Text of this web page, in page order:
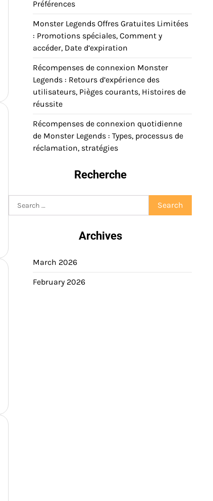
Préférences
Monster Legends Offres Gratuites Limitées
: Promotions spéciales, Comment y
accéder, Date d’expiration
Récompenses de connexion Monster
Legends : Retours d’expérience des
utilisateurs, Pièges courants, Histoires de
réussite
Récompenses de connexion quotidienne
de Monster Legends : Types, processus de
réclamation, stratégies
Recherche
for:
Archives
March 2026
February 2026